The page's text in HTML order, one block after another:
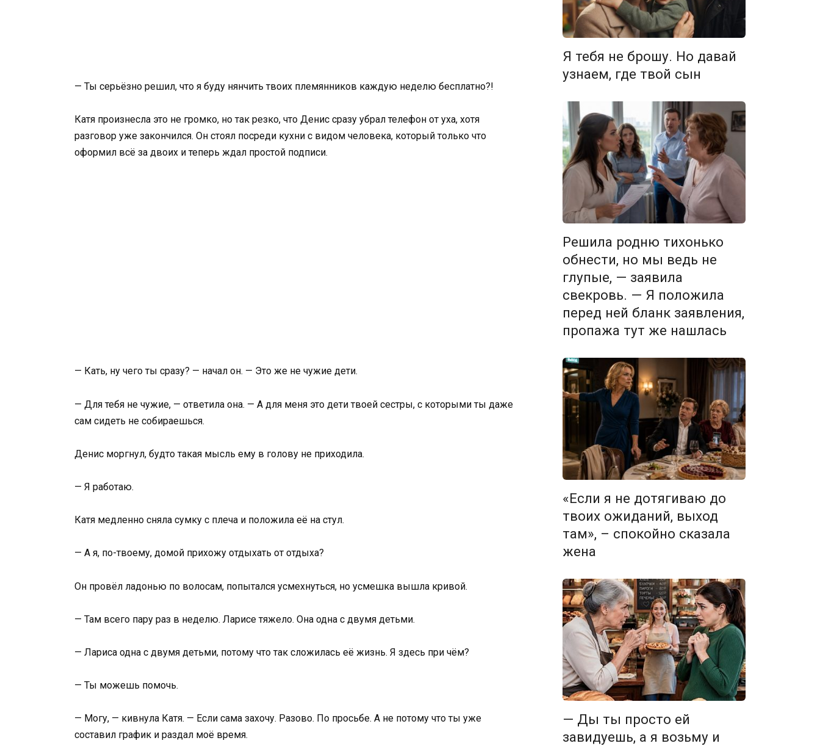
— Ты серьёзно решил, что я буду нянчить твоих племянников каждую неделю бесплатно?!
Катя произнесла это не громко, но так резко, что Денис сразу убрал телефон от уха, хотя
разговор уже закончился. Он стоял посреди кухни с видом человека, который только что
оформил всё за двоих и теперь ждал простой подписи.
— Кать, ну чего ты сразу? — начал он. — Это же не чужие дети.
— Для тебя не чужие, — ответила она. — А для меня это дети твоей сестры, с которыми ты даже
сам сидеть не собираешься.
Денис моргнул, будто такая мысль ему в голову не приходила.
— Я работаю.
Катя медленно сняла сумку с плеча и положила её на стул.
— А я, по-твоему, домой прихожу отдыхать от отдыха?
Он провёл ладонью по волосам, попытался усмехнуться, но усмешка вышла кривой.
— Там всего пару раз в неделю. Ларисе тяжело. Она одна с двумя детьми.
— Лариса одна с двумя детьми, потому что так сложилась её жизнь. Я здесь при чём?
— Ты можешь помочь.
— Могу, — кивнула Катя. — Если сама захочу. Разово. По просьбе. А не потому что ты уже
составил график и раздал моё время.
Я тебя не брошу. Но давай
узнаем, где твой сын
Решила родню тихонько
обнести, но мы ведь не
глупые, — заявила
свекровь. — Я положила
перед ней бланк заявления,
пропажа тут же нашлась
«Если я не дотягиваю до
твоих ожиданий, выход
там», – спокойно сказала
жена
— Ды ты просто ей
завидуешь, а я возьму и